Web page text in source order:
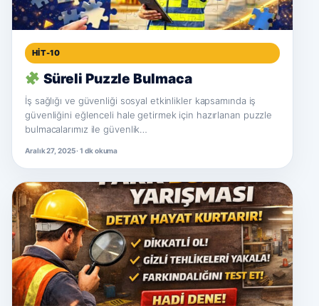
HIT-10
Süreli Puzzle Bulmaca
İş sağlığı ve güvenliği sosyal etkinlikler kapsamında iş
güvenliğini eğlenceli hale getirmek için hazırlanan puzzle
bulmacalarımız ile güvenlik…
Aralık 27, 2025 · 1 dk okuma